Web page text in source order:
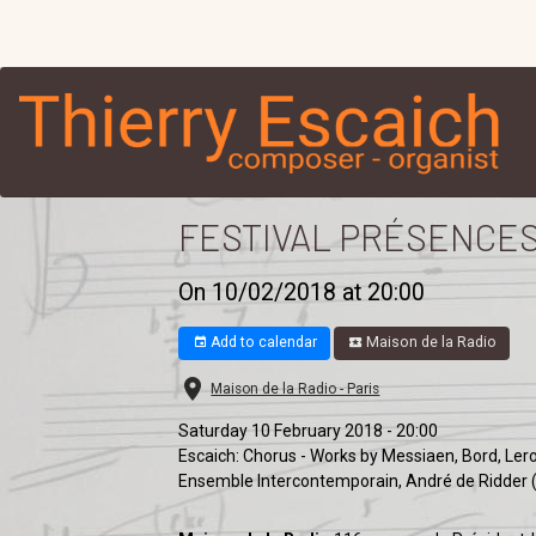
FESTIVAL
On 10/02/2018 at 20:00
Add to calendar Maison de la Radio
Maison de la Radio - Paris
Saturday 10 February 2018 - 20:00
Escaich: Chorus - Works by Messiaen, Bord,
Ensemble Intercontemporain, André de Ridder